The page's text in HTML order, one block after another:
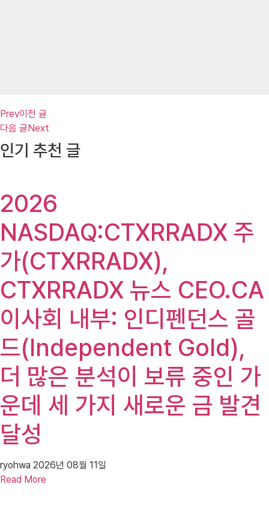
Prev이전 글
다음 글Next
인기 추천 글
2026
NASDAQ:CTXRRADX 주
가(CTXRRADX),
CTXRRADX 뉴스 CEO.CA
이사회 내부: 인디펜던스 골
드(Independent Gold),
더 많은 분석이 보류 중인 가
운데 세 가지 새로운 금 발견
달성
ryohwa 2026년 08월 11일
Read More